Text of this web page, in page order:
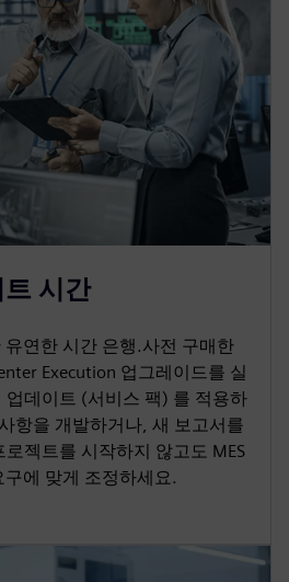
시간
연한 시간 은행.사전 구매한
Execution 업그레이드를 실
데이트 (서비스 팩) 를 적용하
항을 개발하거나, 새 보고서를
젝트를 시작하지 않고도 MES
에 맞게 조정하세요.